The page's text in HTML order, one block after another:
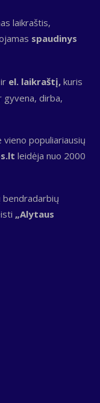
laikraštis,
spaudinys
el. laikraštį, kuris
gyvena, dirba,
vieno populiariausių
leidėja nuo 2000
bendradarbių
„Alytaus